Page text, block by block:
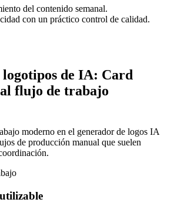
del contenido semanal.
con un práctico control de calidad.
de IA: Card
flujo de trabajo
moderno en el generador de logos IA
de producción manual que suelen